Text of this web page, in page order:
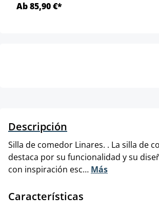
Ab 85,90 €*
Descripción
Silla de comedor Linares. . La silla de
destaca por su funcionalidad y su
con inspiración esc… Más
Características